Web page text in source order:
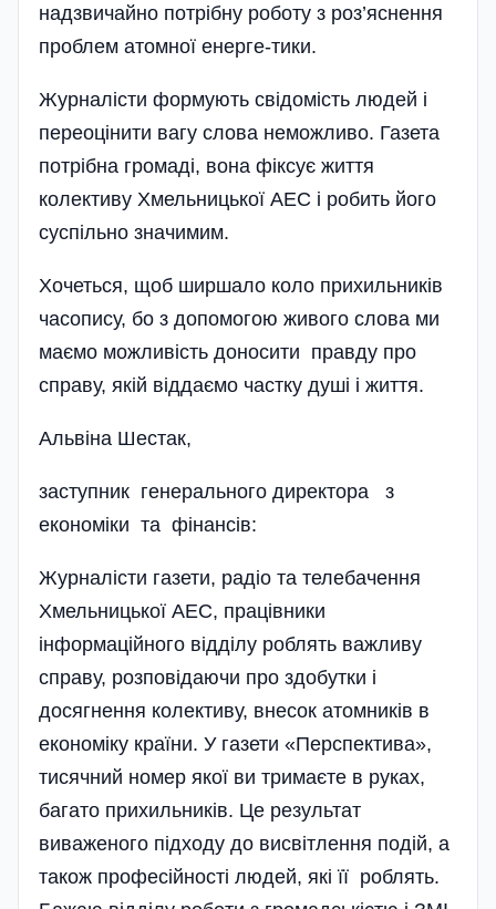
надзвичайно потрібну роботу з роз’яснення
проблем атомної енерге-тики.
Журналісти формують сві­домість людей і
переоцінити вагу слова неможливо. Газета
потрібна громаді, вона фіксує життя
колективу Хмельницької АЕС і робить його
суспільно значимим.
Хочеться, щоб ширшало коло прихильників
часопису, бо з допомогою живого слова ми
маємо можливість доносити правду про
справу, якій віддаємо частку душі і життя.
Альвіна Шестак,
заступник генерального директора­ з
економіки та фінансів:
Журналісти газети, радіо та телебачення
Хмельницької АЕС, працівники
інформаційного відділу роблять важливу
справу, розповідаючи про здобутки і
досягнення колективу, внесок атомників в
економіку країни. У газети «Перспектива»,
тисячний номер якої ви тримаєте в руках,
багато прихильників. Це результат
виваженого підходу до висвітлення подій, а
також професійності людей, які її роблять.